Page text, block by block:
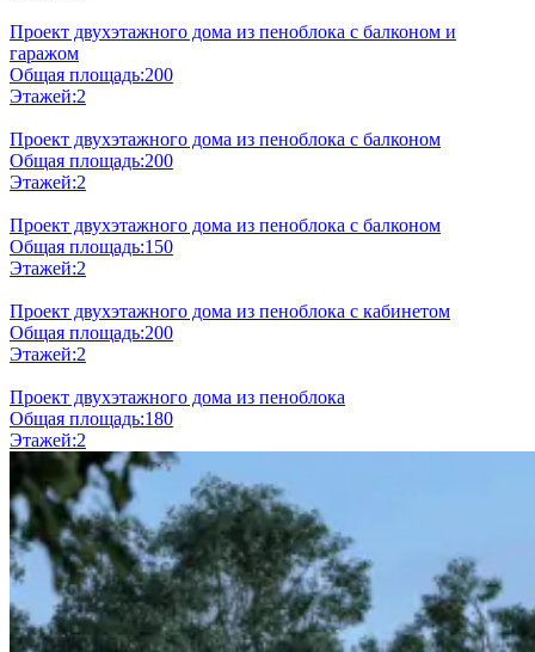
Проект двухэтажного дома из пеноблока с балконом и
гаражом
Общая площадь:200
Этажей:2
Проект двухэтажного дома из пеноблока с балконом
Общая площадь:200
Этажей:2
Проект двухэтажного дома из пеноблока с балконом
Общая площадь:150
Этажей:2
Проект двухэтажного дома из пеноблока с кабинетом
Общая площадь:200
Этажей:2
Проект двухэтажного дома из пеноблока
Общая площадь:180
Этажей:2